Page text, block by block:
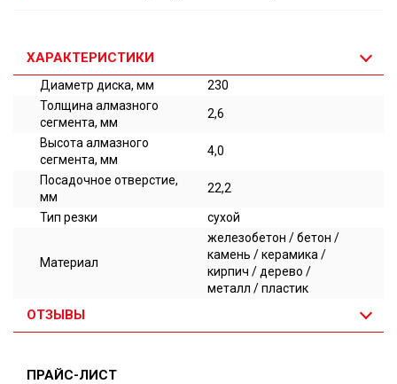
ХАРАКТЕРИСТИКИ
Диаметр диска, мм
230
Толщина алмазного
сегмента, мм
2,6
Высота алмазного
сегмента, мм
4,0
Посадочное отверстие,
мм
22,2
Тип резки сухой
Материал
железобетон / бетон /
камень / керамика /
кирпич / дерево /
металл / пластик
ОТЗЫВЫ
ПРАЙС-ЛИСТ